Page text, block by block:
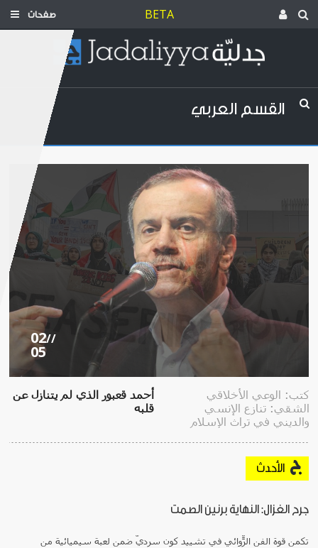
صفحات BETA
القسم العربي
02//
05
أحمد قعبور الذي لم يتنازل عن
قلبه
كتب: الوعي الأخلاقي
الشقي: تنازع الإنسي
والديني في تراث الإسلام
الأحدث
جرح الغزال: النهاية برنين الصمت
تكمن قوة الفن الرّوائي في تشييد كونٍ سرديّ ضمن لعبة سيميائية من